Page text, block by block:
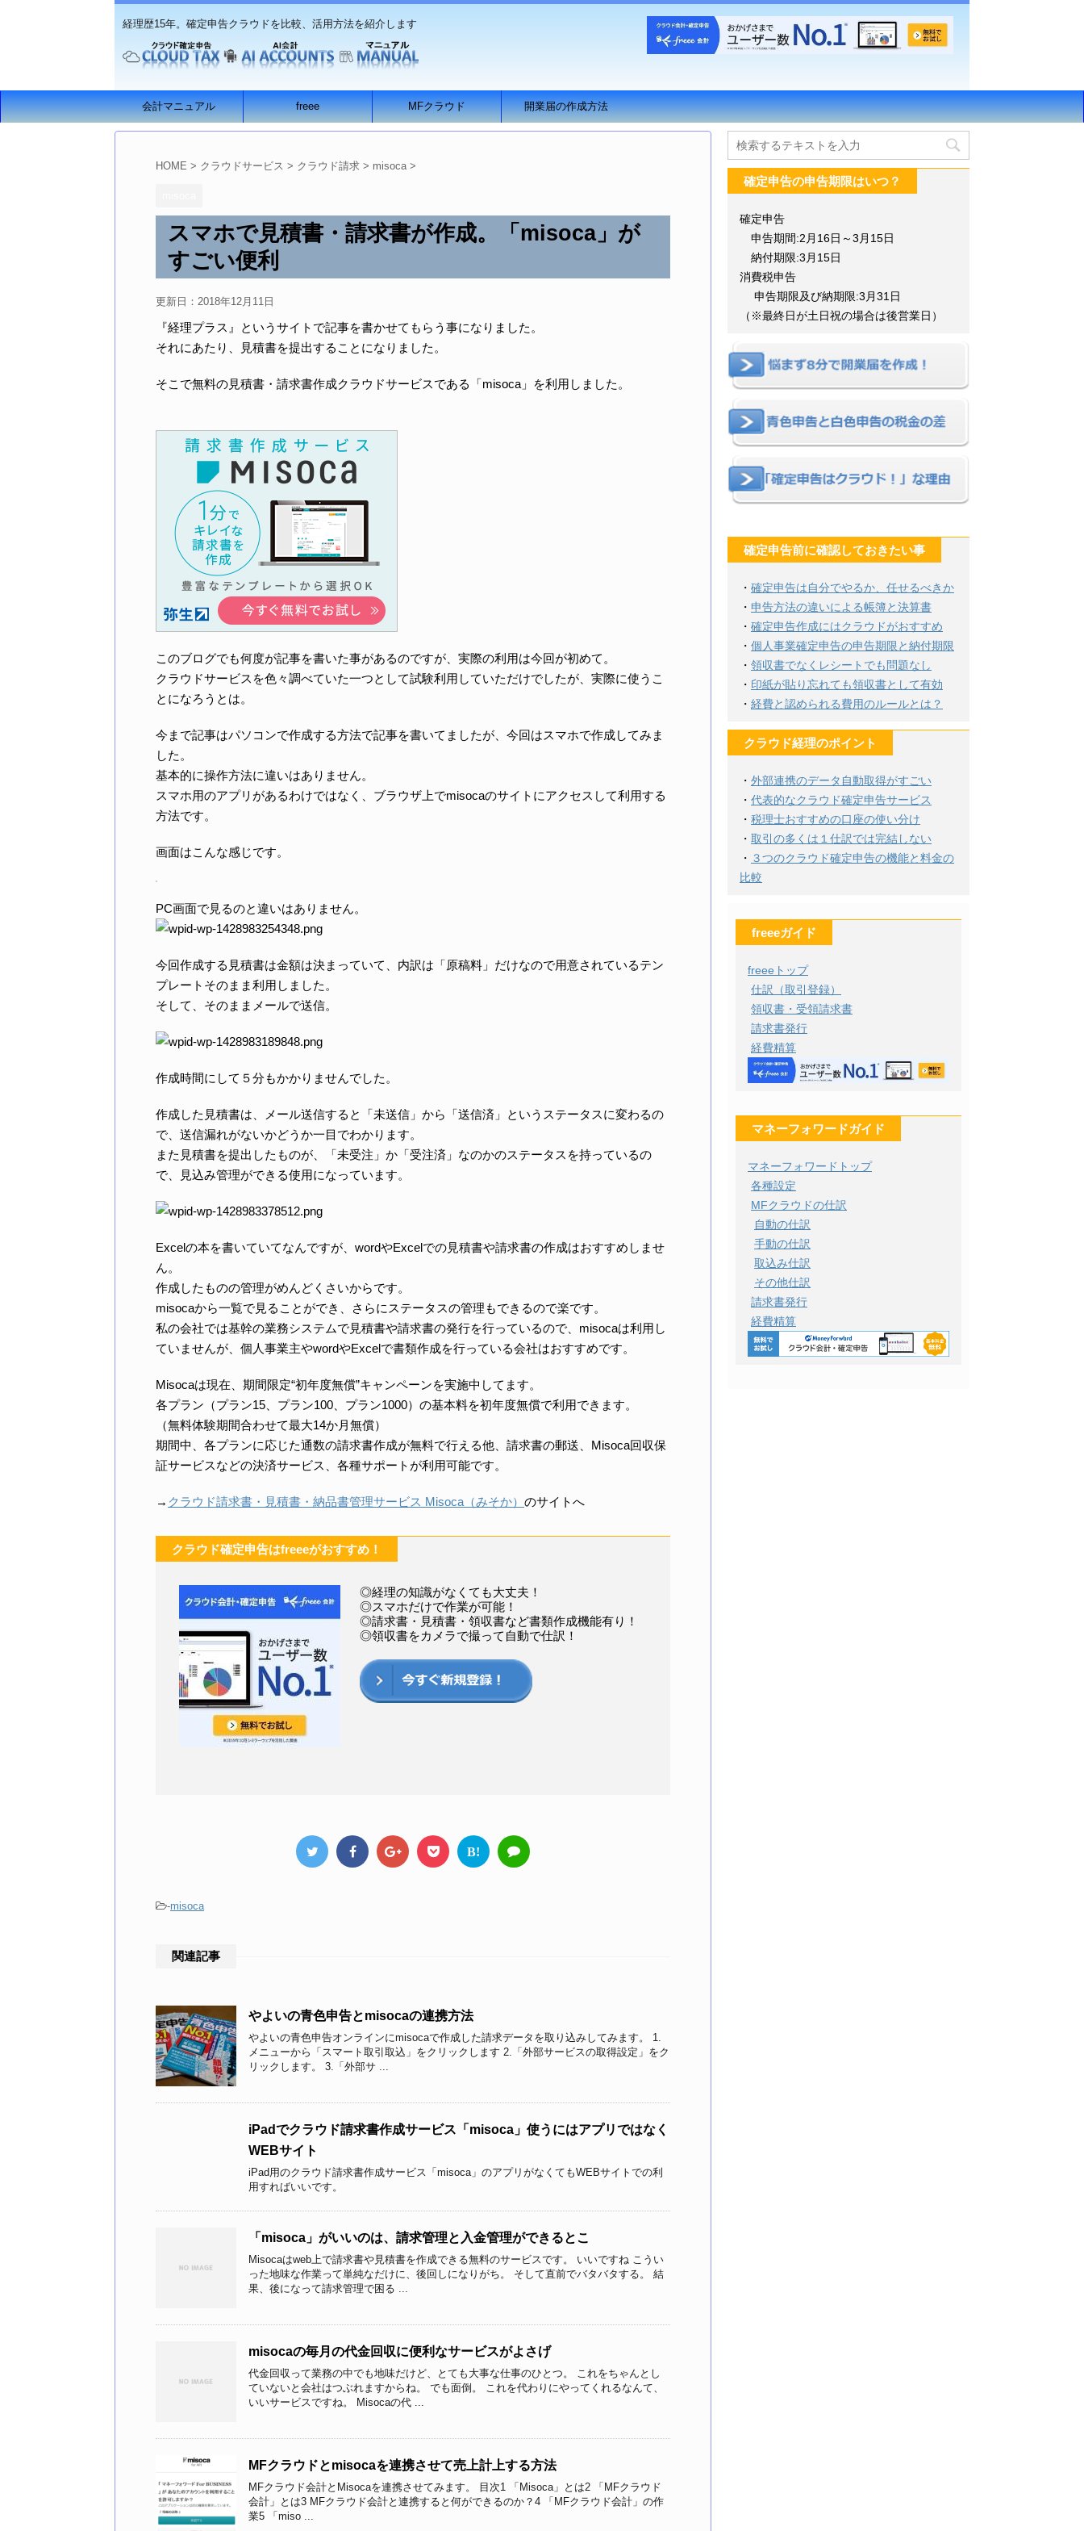
経理歴15年。確定申告クラウドを比較、活用方法を紹介します
会計マニュアル freee MFクラウド 開業届の作成方法
HOME > クラウドサービス > クラウド請求 > misoca >
スマホで見積書・請求書が作成。「misoca」が
すごい便利
更新日： 2018年12月11日
『経理プラス』というサイトで記事を書かせてもらう事になりました。
それにあたり、見積書を提出することになりました。
そこで無料の見積書・請求書作成クラウドサービスである「misoca」を利用しました。
このブログでも何度が記事を書いた事があるのですが、実際の利用は今回が初めて。
クラウドサービスを色々調べていた一つとして試験利用していただけでしたが、実際に使うこ
とになろうとは。
今まで記事はパソコンで作成する方法で記事を書いてましたが、今回はスマホで作成してみま
した。
基本的に操作方法に違いはありません。
スマホ用のアプリがあるわけではなく、ブラウザ上でmisocaのサイトにアクセスして利用する
方法です。
画面はこんな感じです。
PC画面で見るのと違いはありません。
今回作成する見積書は金額は決まっていて、内訳は「原稿料」だけなので用意されているテン
プレートそのまま利用しました。
そして、そのままメールで送信。
作成時間にして５分もかかりませんでした。
作成した見積書は、メール送信すると「未送信」から「送信済」というステータスに変わるの
で、送信漏れがないかどうか一目でわかります。
また見積書を提出したものが、「未受注」か「受注済」なのかのステータスを持っているの
で、見込み管理ができる使用になっています。
Excelの本を書いていてなんですが、wordやExcelでの見積書や請求書の作成はおすすめしませ
ん。
作成したものの管理がめんどくさいからです。
misocaから一覧で見ることができ、さらにステータスの管理もできるので楽です。
私の会社では基幹の業務システムで見積書や請求書の発行を行っているので、misocaは利用し
ていませんが、個人事業主やwordやExcelで書類作成を行っている会社はおすすめです。
Misocaは現在、期間限定“初年度無償”キャンペーンを実施中してます。
各プラン（プラン15、プラン100、プラン1000）の基本料を初年度無償で利用できます。
（無料体験期間合わせて最大14か月無償）
期間中、各プランに応じた通数の請求書作成が無料で行える他、請求書の郵送、Misoca回収保
証サービスなどの決済サービス、各種サポートが利用可能です。
→ クラウド請求書・見積書・納品書管理サービス Misoca（みそか） のサイトへ
クラウド確定申告はfreeeがおすすめ！
◎経理の知識がなくても大丈夫！
◎スマホだけで作業が可能！
◎請求書・見積書・領収書など書類作成機能有り！
◎領収書をカメラで撮って自動で仕訳！
B!
-misoca
関連記事
やよいの青色申告とmisocaの連携方法
やよいの青色申告オンラインにmisocaで作成した請求データを取り込みしてみます。 1.
メニューから「スマート取引取込」をクリックします 2.「外部サービスの取得設定」をク
リックします。 3.「外部サ ...
iPadでクラウド請求書作成サービス「misoca」使うにはアプリではなく
WEBサイト
iPad用のクラウド請求書作成サービス「misoca」のアプリがなくてもWEBサイトでの利
用すればいいです。
「misoca」がいいのは、請求管理と入金管理ができるとこ
Misocaはweb上で請求書や見積書を作成できる無料のサービスです。 いいですね こうい
った地味な作業って単純なだけに、後回しになりがち。 そして直前でバタバタする。 結
果、後になって請求管理で困る ...
misocaの毎月の代金回収に便利なサービスがよさげ
代金回収って業務の中でも地味だけど、とても大事な仕事のひとつ。 これをちゃんとし
ていないと会社はつぶれますからね。 でも面倒。 これを代わりにやってくれるなんて、
いいサービスですね。 Misocaの代 ...
MFクラウドとmisocaを連携させて売上計上する方法
MFクラウド会計とMisocaを連携させてみます。 目次1 「Misoca」とは2 「MFクラウド
会計」とは3 MFクラウド会計と連携すると何ができるのか？4 「MFクラウド会計」の作
業5 「miso ...
確定申告の申告期限はいつ？
確定申告
申告期間:2月16日～3月15日
納付期限:3月15日
消費税申告
申告期限及び納期限:3月31日
（※最終日が土日祝の場合は後営業日）
確定申告前に確認しておきたい事
・ 確定申告は自分でやるか、任せるべきか
・ 申告方法の違いによる帳簿と決算書
・ 確定申告作成にはクラウドがおすすめ
・ 個人事業確定申告の申告期限と納付期限
・ 領収書でなくレシートでも問題なし
・ 印紙が貼り忘れても領収書として有効
・ 経費と認められる費用のルールとは？
クラウド経理のポイント
・ 外部連携のデータ自動取得がすごい
・ 代表的なクラウド確定申告サービス
・ 税理士おすすめの口座の使い分け
・ 取引の多くは１仕訳では完結しない
・ ３つのクラウド確定申告の機能と料金の
比較
freeeガイド
freeeトップ
仕訳（取引登録）
領収書・受領請求書
請求書発行
経費精算
マネーフォワードガイド
マネーフォワードトップ
各種設定
MFクラウドの仕訳
自動の仕訳
手動の仕訳
取込み仕訳
その他仕訳
請求書発行
経費精算